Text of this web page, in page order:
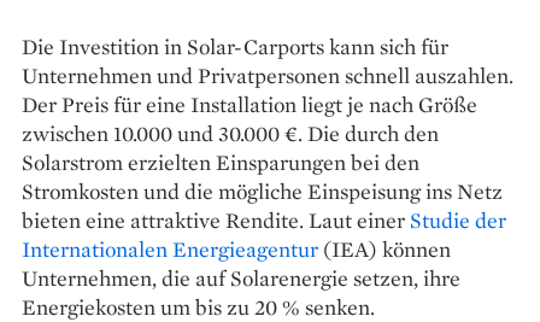
Die Investition in Solar-Carports kann sich für
Unternehmen und Privatpersonen schnell auszahlen.
Der Preis für eine Installation liegt je nach Größe
zwischen 10.000 und 30.000 €. Die durch den
Solarstrom erzielten Einsparungen bei den
Stromkosten und die mögliche Einspeisung ins Netz
bieten eine attraktive Rendite. Laut einer Studie der
Internationalen Energieagentur (IEA) können
Unternehmen, die auf Solarenergie setzen, ihre
Energiekosten um bis zu 20 % senken.